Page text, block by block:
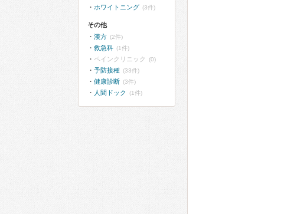
ホワイトニング (3件)
その他
漢方 (2件)
救急科 (1件)
ペインクリニック (0)
予防接種 (33件)
健康診断 (3件)
人間ドック (1件)